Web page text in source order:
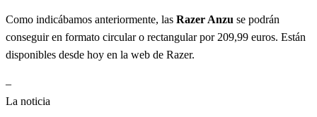
Como indicábamos anteriormente, las Razer Anzu se podrán
conseguir en formato circular o rectangular por 209,99 euros. Están
disponibles desde hoy en la web de Razer.
–
La noticia